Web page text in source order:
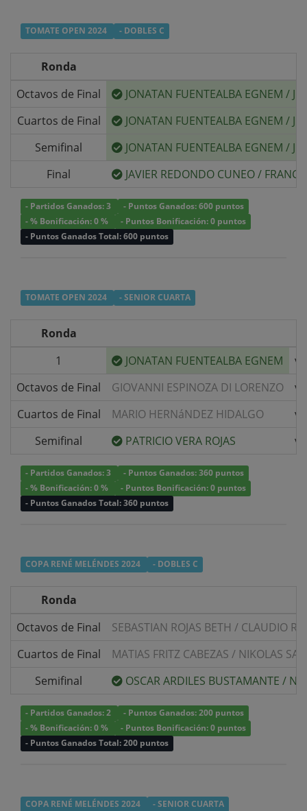
TOMATE OPEN 2024 - DOBLES C
Ronda
Octavos de Final
JONATAN FUENTEALBA EGNEM /
Cuartos de Final
JONATAN FUENTEALBA EGNEM /
Semifinal
JONATAN FUENTEALBA EGNEM /
Final
JAVIER REDONDO CUNEO/
- Partidos Ganados: 3
- Puntos Ganados: 600 puntos
- % Bonificación: 0 %
- Puntos Bonificación: 0 puntos
- Puntos Ganados Total: 600 puntos
TOMATE OPEN 2024 - SENIOR CUARTA
Ronda
1
JONATAN FUENTEALBA EGNEM
v/
Octavos de Final
GIOVANNI ESPINOZA DI LORENZO
v/
Cuartos de Final
MARIO HERNáNDEZ HIDALGO
v/
Semifinal
PATRICIO VERA ROJAS v/
- Partidos Ganados: 3
- Puntos Ganados: 360 puntos
- % Bonificación: 0 %
- Puntos Bonificación: 0 puntos
- Puntos Ganados Total: 360 puntos
COPA RENÉ MELÉNDES 2024 - DOBLES C
Ronda
Octavos de Final
SEBASTIAN ROJAS BETH / CLAUDIO
Cuartos de Final
MATIAS FRITZ CABEZAS / NIKOLAS
Semifinal
OSCAR ARDILES BUSTAMANTE /
- Partidos Ganados: 2
- Puntos Ganados: 200 puntos
- % Bonificación: 0 %
- Puntos Bonificación: 0 puntos
- Puntos Ganados Total: 200 puntos
COPA RENÉ MELÉNDES 2024 - SENIOR CUARTA